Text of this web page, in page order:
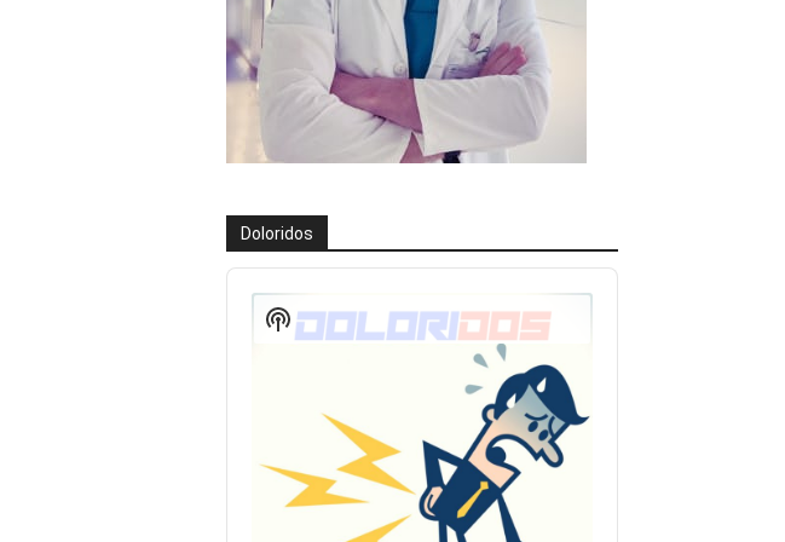
Doloridos
Reproductor
audioShow
Podcast